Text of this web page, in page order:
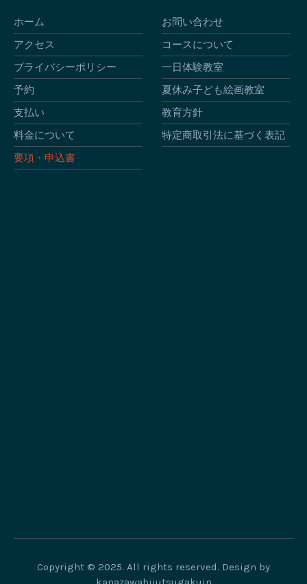
ホーム
お問い合わせ
アクセス
コースについて
プライバシーポリシー
一日体験教室
予約
夏休み子ども絵画教室
支払い
教育方針
料金について
特定商取引法に基づく表記
要項・申込書
Copyright © 2025. All rights reserved. Design by